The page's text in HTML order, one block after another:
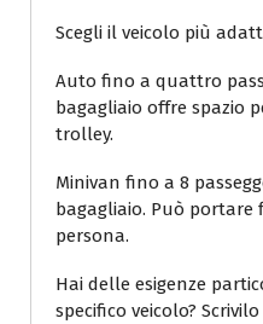
Scegli il veicolo più
Auto fino a quattro
bagagliaio offre spazio
trolley.
Minivan fino a 8
bagagliaio. Può portare
persona.
Hai delle esigenze
specifico veicolo?